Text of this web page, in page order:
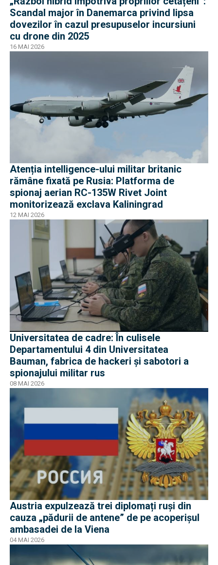
Scandal major în Danemarca privind lipsa
dovezilor în cazul presupuselor incursiuni
cu drone din 2025
16 MAI 2026
Atenția intelligence-ului militar britanic
rămâne fixată pe Rusia: Platforma de
spionaj aerian RC-135W Rivet Joint
monitorizează exclava Kaliningrad
12 MAI 2026
Universitatea de cadre: În culisele
Departamentului 4 din Universitatea
Bauman, fabrica de hackeri și sabotori a
spionajului militar rus
08 MAI 2026
Austria expulzează trei diplomați ruși din
cauza „pădurii de antene” de pe acoperișul
ambasadei de la Viena
04 MAI 2026